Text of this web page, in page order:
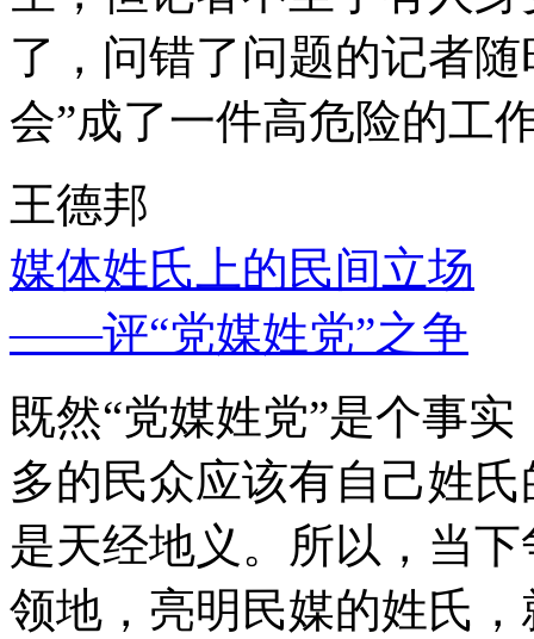
了，问错了问题的记者
会”成了一件高危险的工
王德邦
媒体姓氏上的民间立场
——评“党媒姓党”之争
既然“党媒姓党”是个事
多的民众应该有自己姓
是天经地义。所以，当
领地，亮明民媒的姓氏